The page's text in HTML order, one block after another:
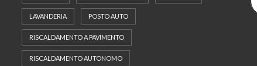
LAVANDERIA POSTO AUTO
RISCALDAMENTO A PAVIMENTO
RISCALDAMENTO AUTONOMO